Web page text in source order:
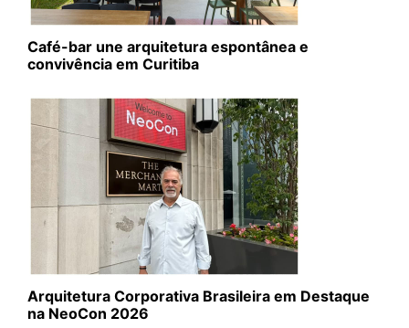
Café-bar une arquitetura espontânea e
convivência em Curitiba
Arquitetura Corporativa Brasileira em Destaque
na NeoCon 2026